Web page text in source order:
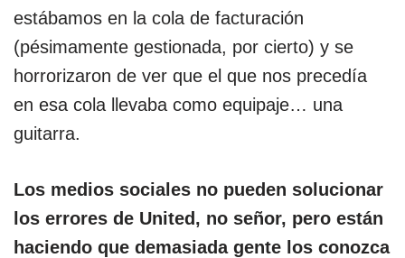
estábamos en la cola de facturación
(pésimamente gestionada, por cierto) y se
horrorizaron de ver que el que nos precedía
en esa cola llevaba como equipaje… una
guitarra.
Los medios sociales no pueden solucionar
los errores de United, no señor, pero están
haciendo que demasiada gente los conozca